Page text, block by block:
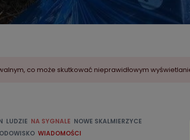
co może skutkować nieprawidłowym
LUDZIE NA SYGNALE NOWE SKALMIERZYCE
WIADOMOŚCI